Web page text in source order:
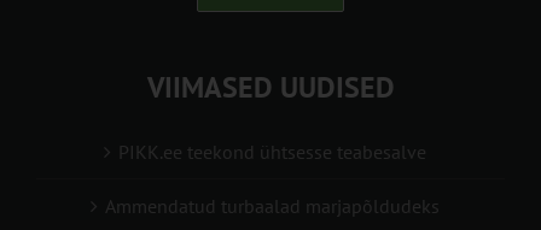
VIIMASED UUDISED
PIKK.ee teekond ühtsesse teabesalve
Ammendatud turbaalad marjapõldudeks